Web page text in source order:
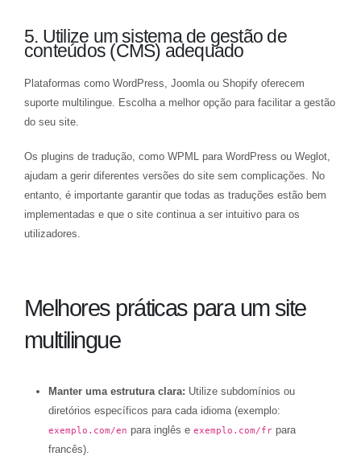
5. Utilize um sistema de gestão de
conteúdos (CMS) adequado
Plataformas como WordPress, Joomla ou Shopify oferecem
suporte multilingue. Escolha a melhor opção para facilitar a gestão
do seu site.
Os plugins de tradução, como WPML para WordPress ou Weglot,
ajudam a gerir diferentes versões do site sem complicações. No
entanto, é importante garantir que todas as traduções estão bem
implementadas e que o site continua a ser intuitivo para os
utilizadores.
Melhores práticas para um site
multilingue
Manter uma estrutura clara: Utilize subdomínios ou
diretórios específicos para cada idioma (exemplo:
exemplo.com/en para inglês e exemplo.com/frpara
francês).